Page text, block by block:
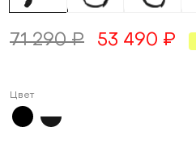
71 290 ₽ 53 490 ₽
Цвет